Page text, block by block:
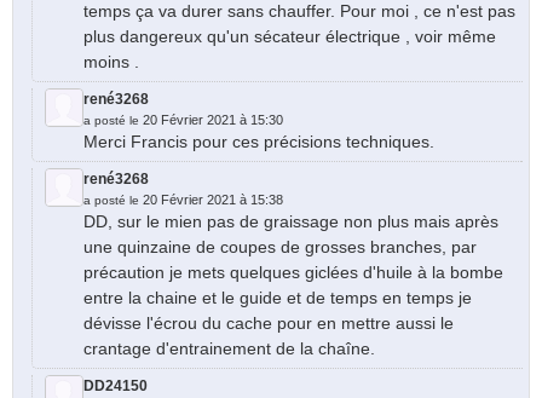
temps ça va durer sans chauffer. Pour moi , ce n'est pas
plus dangereux qu'un sécateur électrique , voir même
moins .
rené3268
a posté le 20 Février 2021 à 15:30
Merci Francis pour ces précisions techniques.
rené3268
a posté le 20 Février 2021 à 15:38
DD, sur le mien pas de graissage non plus mais après
une quinzaine de coupes de grosses branches, par
précaution je mets quelques giclées d'huile à la bombe
entre la chaine et le guide et de temps en temps je
dévisse l'écrou du cache pour en mettre aussi le
crantage d'entrainement de la chaîne.
DD24150